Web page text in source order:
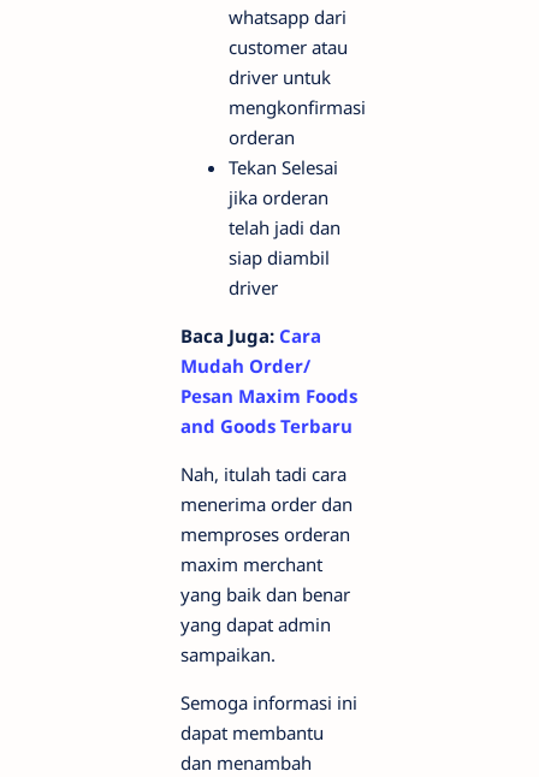
whatsapp dari
customer atau
driver untuk
mengkonfirmasi
orderan
Tekan Selesai
jika orderan
telah jadi dan
siap diambil
driver
Baca Juga: Cara
Mudah Order/
Pesan Maxim Foods
and Goods Terbaru
Nah, itulah tadi cara
menerima order dan
memproses orderan
maxim merchant
yang baik dan benar
yang dapat admin
sampaikan.
Semoga informasi ini
dapat membantu
dan menambah